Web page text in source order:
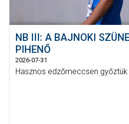
NB III: A BAJNOKI
PIHENŐ
2026-07-31
Hasznos edzőmeccsen győztük